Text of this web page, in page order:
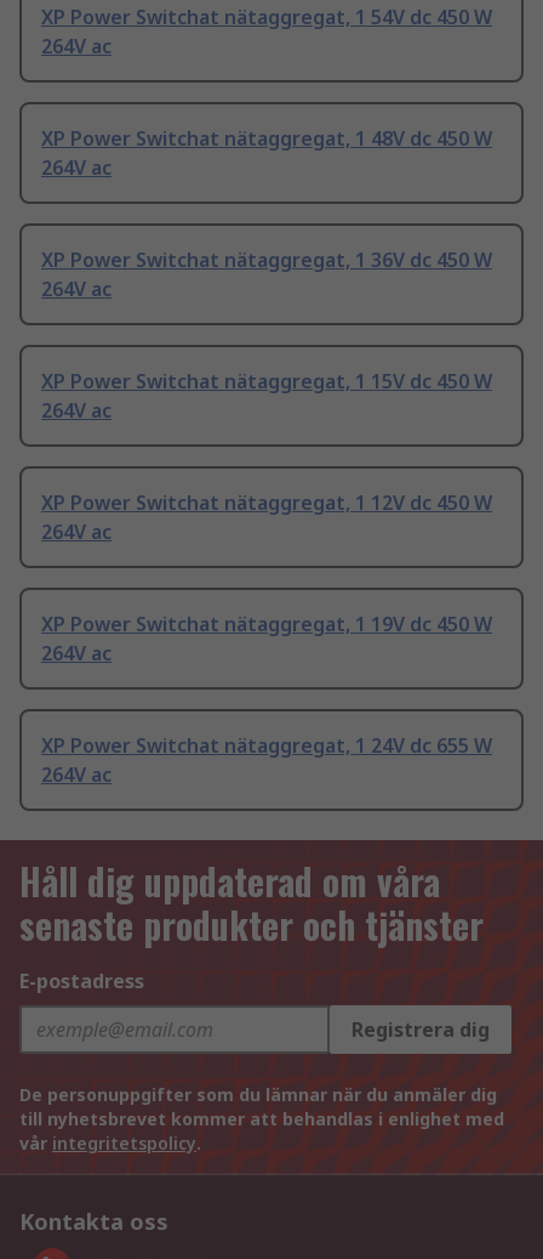
XP Power Switchat nätaggregat, 1 54V dc 450 W
264V ac
XP Power Switchat nätaggregat, 1 48V dc 450 W
264V ac
XP Power Switchat nätaggregat, 1 36V dc 450 W
264V ac
XP Power Switchat nätaggregat, 1 15V dc 450 W
264V ac
XP Power Switchat nätaggregat, 1 12V dc 450 W
264V ac
XP Power Switchat nätaggregat, 1 19V dc 450 W
264V ac
XP Power Switchat nätaggregat, 1 24V dc 655 W
264V ac
Håll dig uppdaterad om våra
senaste produkter och tjänster
E-postadress
Registrera dig
De personuppgifter som du lämnar när du anmäler dig
till nyhetsbrevet kommer att behandlas i enlighet med
vår integritetspolicy.
Kontakta oss